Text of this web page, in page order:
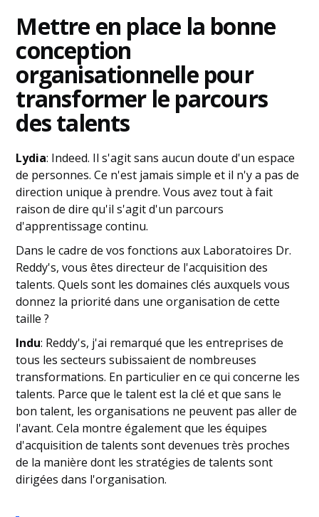
Mettre en place la bonne
conception
organisationnelle pour
transformer le parcours
des talents
Lydia: Indeed. Il s'agit sans aucun doute d'un espace
de personnes. Ce n'est jamais simple et il n'y a pas de
direction unique à prendre. Vous avez tout à fait
raison de dire qu'il s'agit d'un parcours
d'apprentissage continu.
Dans le cadre de vos fonctions aux Laboratoires Dr.
Reddy's, vous êtes directeur de l'acquisition des
talents. Quels sont les domaines clés auxquels vous
donnez la priorité dans une organisation de cette
taille ?
Indu: Reddy's, j'ai remarqué que les entreprises de
tous les secteurs subissaient de nombreuses
transformations. En particulier en ce qui concerne les
talents. Parce que le talent est la clé et que sans le
bon talent, les organisations ne peuvent pas aller de
l'avant. Cela montre également que les équipes
d'acquisition de talents sont devenues très proches
de la manière dont les stratégies de talents sont
dirigées dans l'organisation.